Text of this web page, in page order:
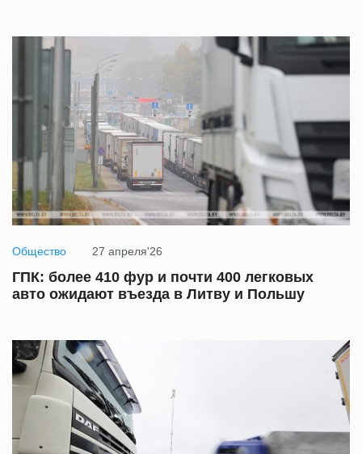
Общество 27 апреля'26
ГПК: более 410 фур и почти 400 легковых
авто ожидают въезда в Литву и Польшу